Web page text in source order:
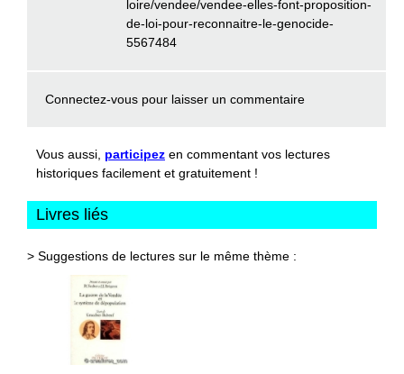
loire/vendee/vendee-elles-font-proposition-
de-loi-pour-reconnaitre-le-genocide-
5567484
Connectez-vous pour laisser un commentaire
Vous aussi, participez en commentant vos lectures
historiques facilement et gratuitement !
Livres liés
> Suggestions de lectures sur le même thème :